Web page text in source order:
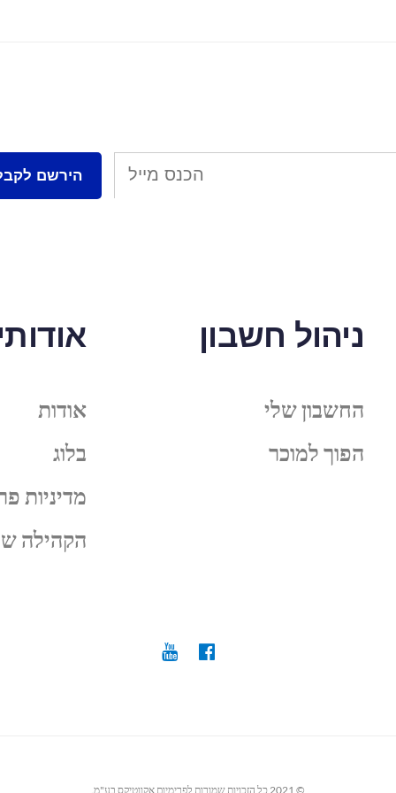
ניהול חשבון
החשבון שלי
הפוך למוכר
אודות
בלוג
מדיניות
הקהילה
© 2021 כל הזכויות שמורות לפרימיום אקווטיקס בע"מ.